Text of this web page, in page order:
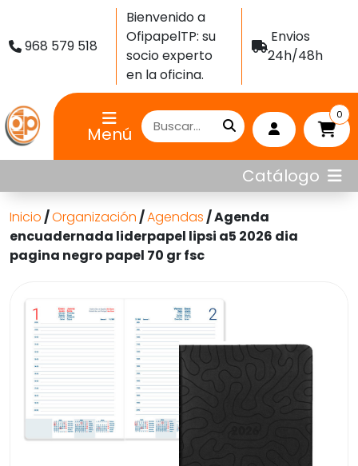
968 579 518
Bienvenido a
OfipapelTP: su
socio experto
en la oficina.
Envios
24h/48h
Menú
0
Catálogo
Inicio/Organización/Agendas/ Agenda
encuadernada liderpapel lipsi a5 2026 dia
pagina negro papel 70 gr fsc